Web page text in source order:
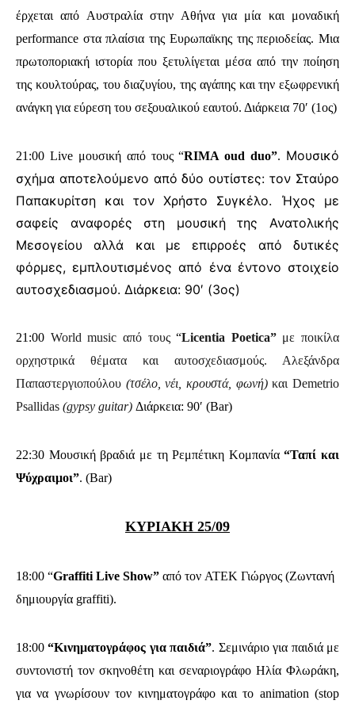
έρχεται από Αυστραλία στην Αθήνα για μία και μοναδική
performance στα πλαίσια της Ευρωπαϊκης της περιοδείας. Mια
πρωτοποριακή ιστορία που ξετυλίγεται μέσα από την ποίηση
της κουλτούρας, του διαζυγίου, της αγάπης και την εξωφρενική
ανάγκη για εύρεση του σεξουαλικού εαυτού. Διάρκεια 70′ (1ος)
21:00 Live μουσική από τους “RIMA oud duo”. Μουσικό
σχήμα αποτελούμενο από δύο ουτίστες: τον Σταύρο
Παπακυρίτση και τον Χρήστο Συγκέλο. Ήχος με
σαφείς αναφορές στη μουσική της Ανατολικής
Μεσογείου αλλά και με επιρροές από δυτικές
φόρμες, εμπλουτισμένος από ένα έντονο στοιχείο
αυτοσχεδιασμού. Διάρκεια: 90′ (3ος)
21:00 World music από τους“Licentia Poetica”με ποικίλα
ορχηστρικά θέματα και αυτοσχεδιασμούς. Αλεξάνδρα
Παπαστεργιοπούλου (τσέλο, νέι, κρουστά, φωνή)και Demetrio
Psallidas (gypsy guitar) Διάρκεια: 90′ (Bar)
22:30 Μουσική βραδιά με τη Ρεμπέτικη Κομπανία“Ταπί και
Ψύχραιμοι”. (Bar)
ΚΥΡΙΑΚΗ 25/09
18:00 “Graffiti Live Show” από τον ATEK Γιώργος (Ζωντανή
δημιουργία graffiti).
18:00“Κινηματογράφος για παιδιά”. Σεμινάριο για παιδιά με
συντονιστή τον σκηνοθέτη και σεναριογράφο Ηλία Φλωράκη,
για να γνωρίσουν τον κινηματογράφο και το animation (stop